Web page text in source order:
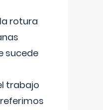
rotura
sucede
trabajo